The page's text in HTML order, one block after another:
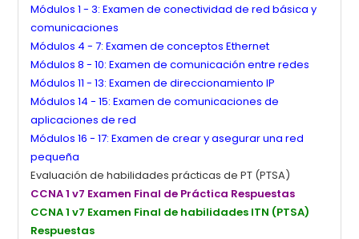
Módulos 1 - 3: Examen de conectividad de red básica y
comunicaciones
Módulos 4 - 7: Examen de conceptos Ethernet
Módulos 8 - 10: Examen de comunicación entre redes
Módulos 11 - 13: Examen de direccionamiento IP
Módulos 14 - 15: Examen de comunicaciones de
aplicaciones de red
Módulos 16 - 17: Examen de crear y asegurar una red
pequeña
Evaluación de habilidades prácticas de PT (PTSA)
CCNA 1 v7 Examen Final de Práctica Respuestas
CCNA 1 v7 Examen Final de habilidades ITN (PTSA)
Respuestas